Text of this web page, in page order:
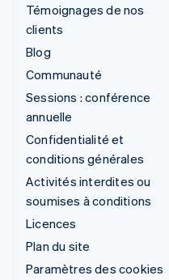
Témoignages de nos
clients
Blog
Communauté
Sessions : conférence
annuelle
Confidentialité et
conditions générales
Activités interdites ou
soumises à conditions
Licences
Plan du site
Paramètres des cookies